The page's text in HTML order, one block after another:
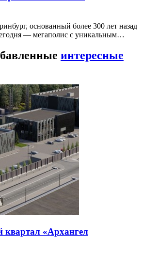
основанный более 300 лет назад
— мегаполис с уникальным…
интересные
квартал «Архангел